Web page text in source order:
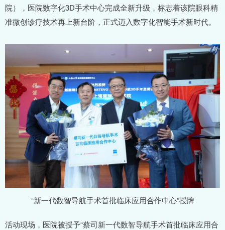
院），医院数字化3D手术中心完成全新升级，标志着该院眼科精
准微创诊疗技术再上新台阶，正式迈入数字化智能手术新时代。
“新一代数智导航手术首批临床应用合作中心”授牌
活动现场，医院被授予“蔡司新一代数智导航手术首批临床应用合